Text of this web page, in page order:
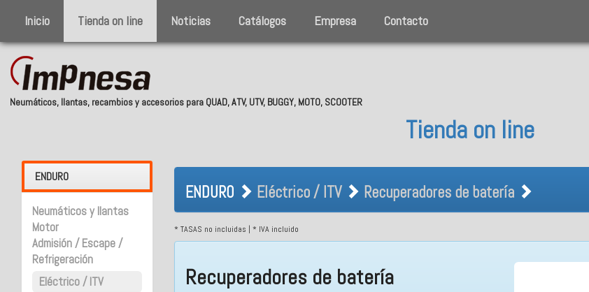
Inicio Tienda on line Noticias Catálogos Empresa Contacto
Neumáticos, llantas, recambios y accesorios para QUAD, ATV, UTV, BUGGY, MOTO, SCOOTER
Tienda on line
ENDURO
Neumáticos y llantas
Motor
Admisión / Escape /
Refrigeración
Eléctrico / ITV
ENDURO Eléctrico / ITV Recuperadores de
ENDURO Eléctrico / ITV Recuperadores de batería
* TASAS no incluidas | * IVA incluido
Recuperadores de batería